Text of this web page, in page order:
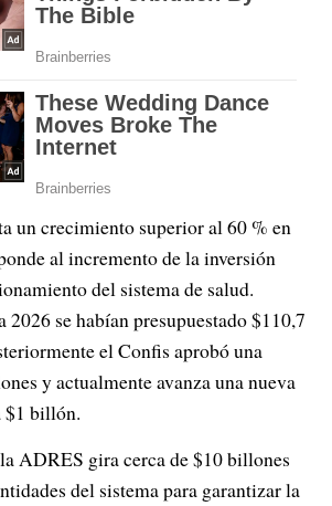
un crecimiento superior al 60 % en
al incremento de la inversión
del sistema de salud.
se habían presupuestado $110,7
el Confis aprobó una
y actualmente avanza una nueva
$1 billón.
ADRES gira cerca de $10 billones
del sistema para garantizar la